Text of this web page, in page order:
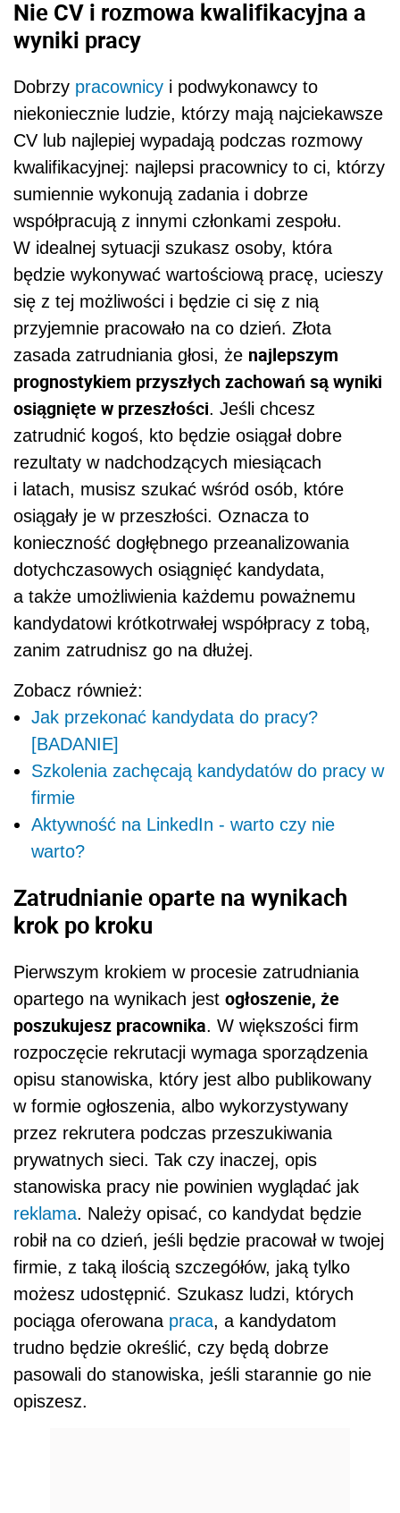
Nie CV i rozmowa kwalifikacyjna a
wyniki pracy
Dobrzy pracownicy i podwykonawcy to
niekoniecznie ludzie, którzy mają najciekawsze
CV lub najlepiej wypadają podczas rozmowy
kwalifikacyjnej: najlepsi pracownicy to ci, którzy
sumiennie wykonują zadania i dobrze
współpracują z innymi członkami zespołu.
W idealnej sytuacji szukasz osoby, która
będzie wykonywać wartościową pracę, ucieszy
się z tej możliwości i będzie ci się z nią
przyjemnie pracowało na co dzień. Złota
zasada zatrudniania głosi, że najlepszym
prognostykiem przyszłych zachowań są wyniki
osiągnięte w przeszłości. Jeśli chcesz
zatrudnić kogoś, kto będzie osiągał dobre
rezultaty w nadchodzących miesiącach
i latach, musisz szukać wśród osób, które
osiągały je w przeszłości. Oznacza to
konieczność dogłębnego przeanalizowania
dotychczasowych osiągnięć kandydata,
a także umożliwienia każdemu poważnemu
kandydatowi krótkotrwałej współpracy z tobą,
zanim zatrudnisz go na dłużej.
Zobacz również:
Jak przekonać kandydata do pracy?
[BADANIE]
Szkolenia zachęcają kandydatów do pracy w
firmie
Aktywność na LinkedIn - warto czy nie
warto?
Zatrudnianie oparte na wynikach
krok po kroku
Pierwszym krokiem w procesie zatrudniania
opartego na wynikach jest ogłoszenie, że
poszukujesz pracownika. W większości firm
rozpoczęcie rekrutacji wymaga sporządzenia
opisu stanowiska, który jest albo publikowany
w formie ogłoszenia, albo wykorzystywany
przez rekrutera podczas przeszukiwania
prywatnych sieci. Tak czy inaczej, opis
stanowiska pracy nie powinien wyglądać jak
reklama. Należy opisać, co kandydat będzie
robił na co dzień, jeśli będzie pracował w twojej
firmie, z taką ilością szczegółów, jaką tylko
możesz udostępnić. Szukasz ludzi, których
pociąga oferowana praca, a kandydatom
trudno będzie określić, czy będą dobrze
pasowali do stanowiska, jeśli starannie go nie
opiszesz.